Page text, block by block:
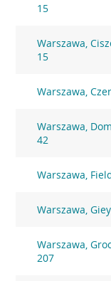
15
Warszawa,
15
Warszawa,
Warszawa,
42
Warszawa,
Warszawa,
Warszawa,
207